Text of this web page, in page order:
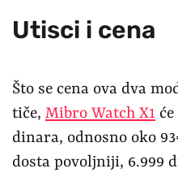
Utisci i cena
Što se cena ova dva
tiče, Mibro Watch X1
dinara, odnosno oko
dosta povoljniji, 6.999